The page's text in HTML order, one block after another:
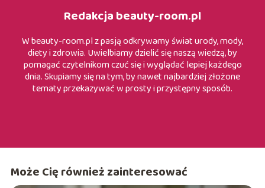
Redakcja beauty-room.pl
W beauty-room.pl z pasją odkrywamy świat urody, mody,
diety i zdrowia. Uwielbiamy dzielić się naszą wiedzą, by
pomagać czytelnikom czuć się i wyglądać lepiej każdego
dnia. Skupiamy się na tym, by nawet najbardziej złożone
tematy przekazywać w prosty i przystępny sposób.
Może Cię również zainteresować